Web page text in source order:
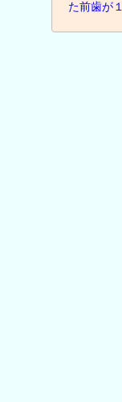
た前歯が